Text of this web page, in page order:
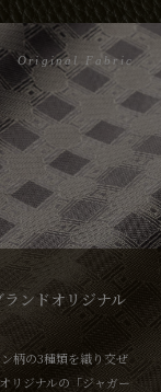
Original Fabric
ンドオリジナル
柄の3種類を織り交ぜ
リジナルの「ジャガー